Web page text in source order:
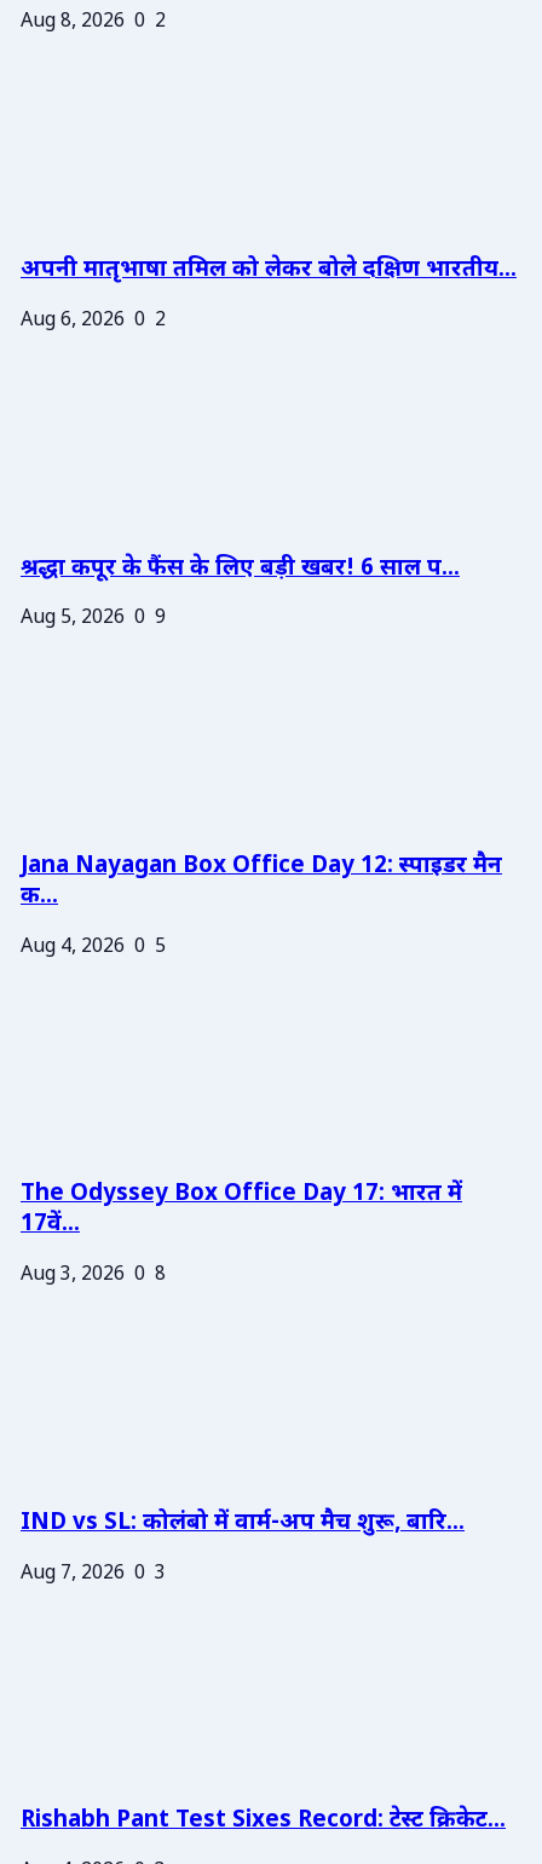
Aug 8, 2026 0 2
अपनी मातृभाषा तमिल को लेकर बोले दक्षिण भारतीय...
Aug 6, 2026 0 2
श्रद्धा कपूर के फैंस के लिए बड़ी खबर! 6 साल प...
Aug 5, 2026 0 9
Jana Nayagan Box Office Day 12: स्पाइडर मैन
क...
Aug 4, 2026 0 5
The Odyssey Box Office Day 17: भारत में
17वें...
Aug 3, 2026 0 8
IND vs SL: कोलंबो में वार्म-अप मैच शुरू, बारि...
Aug 7, 2026 0 3
Rishabh Pant Test Sixes Record: टेस्ट क्रिकेट...